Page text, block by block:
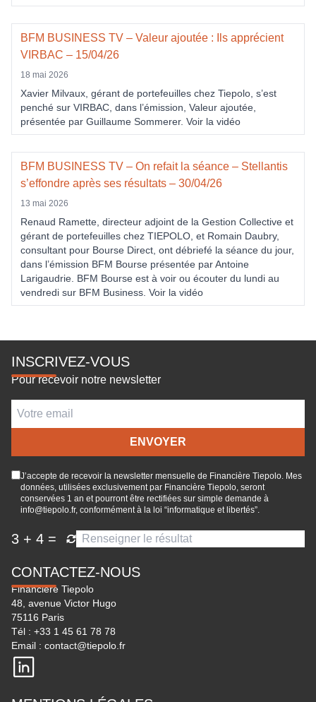
BFM BUSINESS TV – Valeur ajoutée : Ils apprécient
VIRBAC – 15/04/26
18 mai 2026
Xavier Milvaux, gérant de portefeuilles chez Tiepolo, s’est
penché sur VIRBAC, dans l’émission, Valeur ajoutée,
présentée par Guillaume Sommerer. Voir la vidéo
BFM BUSINESS TV – On refait la séance – Stellantis
s’effondre après ses résultats – 30/04/26
13 mai 2026
Renaud Ramette, directeur adjoint de la Gestion Collective et
gérant de portefeuilles chez TIEPOLO, et Romain Daubry,
consultant pour Bourse Direct, ont débriefé la séance du jour,
dans l’émission BFM Bourse présentée par Antoine
Larigaudrie. BFM Bourse est à voir ou écouter du lundi au
vendredi sur BFM Business. Voir la vidéo
INSCRIVEZ-VOUS
Pour recevoir notre newsletter
J’accepte de recevoir la newsletter mensuelle de Financière Tiepolo. Mes
données, utilisées exclusivement par Financière Tiepolo, seront
conservées 1 an et pourront être rectifiées sur simple demande à
info@tiepolo.fr, conformément à la loi “informatique et libertés”.
3 + 4 =
CONTACTEZ-NOUS
Financière Tiepolo
48, avenue Victor Hugo
75116 Paris
Tél : +33 1 45 61 78 78
Email : contact@tiepolo.fr